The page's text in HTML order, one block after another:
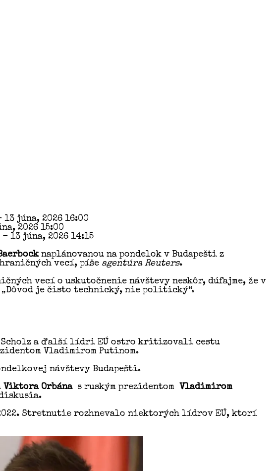
13 júna, 2026 16:00
2026 15:00
- 13 júna, 2026 14:15
naplánovanou na pondelok v Budapešti z
vecí, píše agentúra Reuters.
vecí o uskutočnenie návštevy neskôr, dúfajme, že v
je čisto technický, nie politický“.
Scholz a ďalší lídri EÚ ostro kritizovali cestu
Vladimirom Putinom.
návštevy Budapešti.
Viktora Orbánas ruským prezidentom
Vladimirom
Stretnutie rozhnevalo niektorých lídrov EÚ, ktorí